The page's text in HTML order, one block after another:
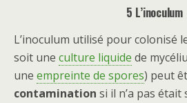
5 L’inoculum
L’inoculum utilisé pour colonisé
soit une culture liquide de
une empreinte de spores) peut
contamination si il n’a pas